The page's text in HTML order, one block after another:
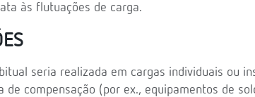
às flutuações de carga.
seria realizada em cargas individuais ou
de compensação (por ex., equipamentos de